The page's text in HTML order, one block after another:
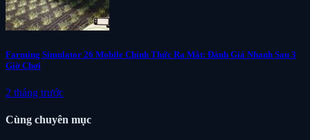
Farming Simulator 26 Mobile Chính Thức Ra Mắt: Đánh Giá Nhanh Sau 3
Giờ Chơi
2 tháng trước
Cùng chuyên mục